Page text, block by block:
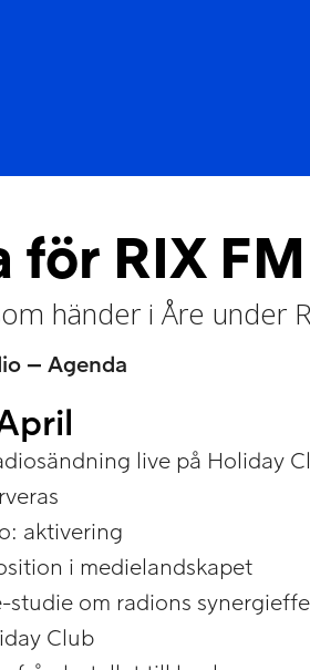
för RIX
händer i Åre under
– Agenda
live på Holiday
aktivering
i medielandskapet
studie om radions
Club